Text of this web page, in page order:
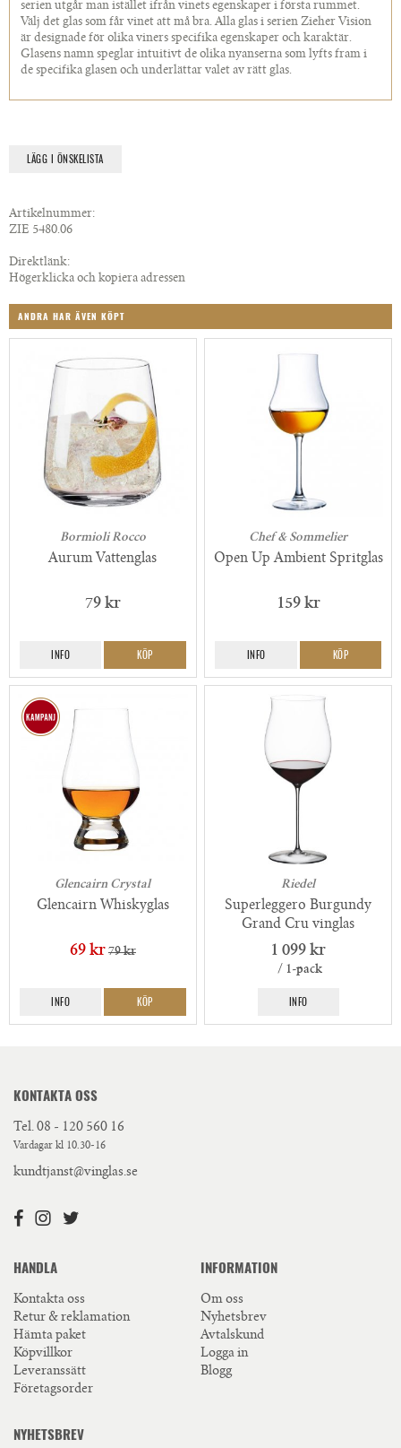
serien utgår man istället ifrån vinets egenskaper i första rummet.
Välj det glas som får vinet att må bra. Alla glas i serien Zieher Vision
är designade för olika viners specifika egenskaper och karaktär.
Glasens namn speglar intuitivt de olika nyanserna som lyfts fram i
de specifika glasen och underlättar valet av rätt glas.
LÄGG I ÖNSKELISTA
Artikelnummer:
ZIE 5480.06
Direktlänk:
Högerklicka och kopiera adressen
ANDRA HAR ÄVEN KÖPT
Bormioli Rocco
Aurum Vattenglas
79 kr
INFO KÖP
Chef & Sommelier
Open Up Ambient Spritglas
159 kr
INFO KÖP
Glencairn Crystal
Glencairn Whiskyglas
69 kr 79 kr
INFO KÖP
Riedel
Superleggero Burgundy
Grand Cru vinglas
1 099 kr
/ 1-pack
INFO
KONTAKTA OSS
Tel. 08 - 120 560 16
Vardagar kl 10.30-16
kundtjanst@vinglas.se
HANDLA
Kontakta oss
Retur & reklamation
Hämta paket
Köpvillkor
Leveranssätt
Företagsorder
INFORMATION
Om oss
Nyhetsbrev
Avtalskund
Logga in
Blogg
NYHETSBREV